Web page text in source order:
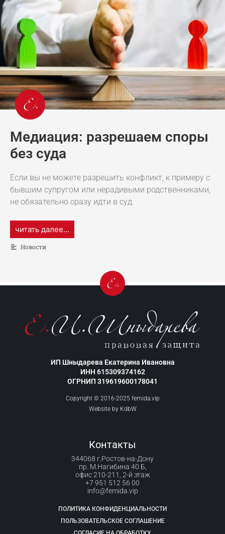
Медиация: разрешаем споры
без суда
Если вы не можете разрешить конфликт, к примеру с
бывшим супругом или нерадивыми родственниками,
не обязательно сразу идти в суд.
читать далее...
Новости
ИП Шныдарева Екатерина Ивановна
ИНН 615309374162
ОГРНИП 319619600178041
Copyright © 2016-2025 femida.vip
Website by KdbW
Контакты
344068 г.Ростов-на-Дону
пр. М.Нагибина 40 Б,
офис 210-211, 2-й этаж
+7 951 512 56 00
info@femida.vip
ПОЛИТИКА КОНФИДЕНЦИАЛЬНОСТИ
ПОЛЬЗОВАТЕЛЬСКОЕ СОГЛАШЕНИЕ